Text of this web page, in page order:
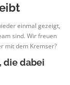
einmal gezeigt,
sind. Wir freuen
mit dem Kremser?
die dabei